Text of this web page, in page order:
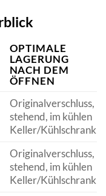
OPTIMALE
LAGERUNG
NACH DEM
ÖFFNEN
Originalverschluss,
stehend, im kühlen
Keller/Kühlschrank
Originalverschluss,
stehend, im kühlen
Keller/Kühlschrank